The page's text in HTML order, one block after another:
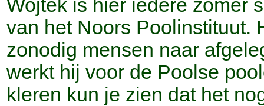
Wojtek is hier iedere zomer
van het Noors Poolinstituut.
zonodig mensen naar
werkt hij voor de Poolse
kleren kun je zien dat het